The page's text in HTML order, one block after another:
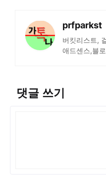
prfparkst
버킷리스트,
애드센스,블
댓글 쓰기